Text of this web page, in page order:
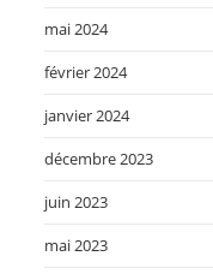
mai 2024
février 2024
janvier 2024
décembre 2023
juin 2023
mai 2023